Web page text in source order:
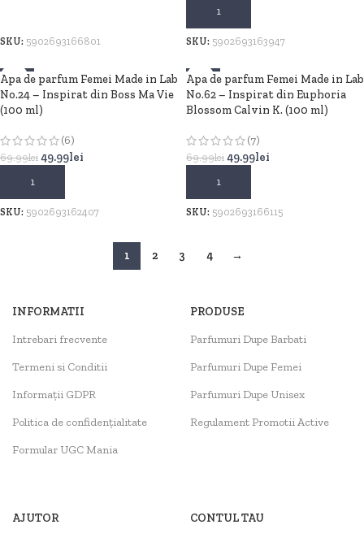
SKU: 5902693166801
ADAUGĂ ÎN COȘ
SKU: 5902693163947
-29%
Apa de parfum Femei Made in Lab
No.24 – Inspirat din Boss Ma Vie
(100 ml)
(6)
69.99lei 49.99lei
ADAUGĂ ÎN COȘ
SKU: 5902693162407
-29%
Apa de parfum Femei Made in Lab
No.62 – Inspirat din Euphoria
Blossom Calvin K. (100 ml)
(7)
69.99lei 49.99lei
ADAUGĂ ÎN COȘ
SKU: 5902693166115
1 2 3 4 →
INFORMATII
Intrebari frecvente
Termeni si Conditii
Informații GDPR
Politica de confidențialitate
Formular UGC Mania
PRODUSE
Parfumuri Dupe Barbati
Parfumuri Dupe Femei
Parfumuri Dupe Unisex
Regulament Promotii Active
AJUTOR
CONTUL TAU